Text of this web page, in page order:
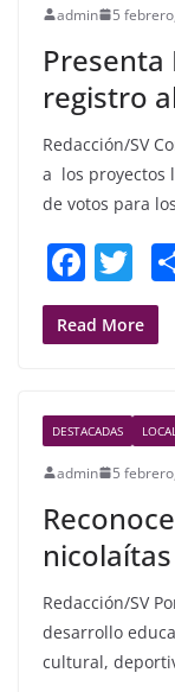
admin 5
Presenta
registro
Redacción/SV
a los proyectos
de votos para
F
a
c
b
o
o
k
T
w
itt
Read More
DESTACADAS
admin 5
Redacción/SV
desarrollo
cultural,